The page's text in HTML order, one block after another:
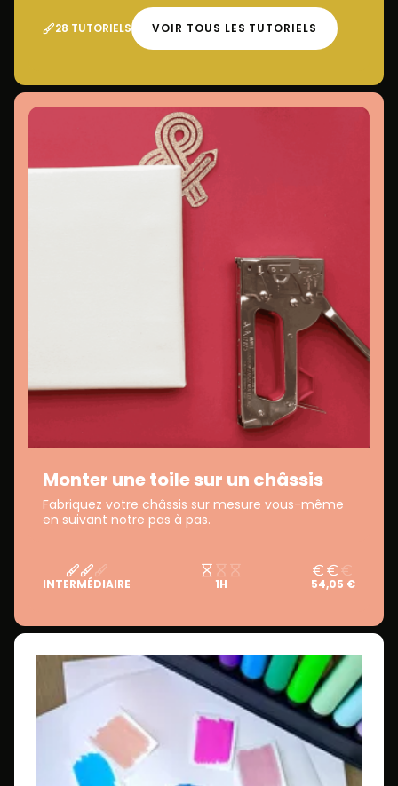
28 TUTORIELS VOIR TOUS LES TUTORIELS
Monter une toile sur un châssis
Fabriquez votre châssis sur mesure vous-même
en suivant notre pas à pas.
INTERMÉDIAIRE 1H 54,05 €